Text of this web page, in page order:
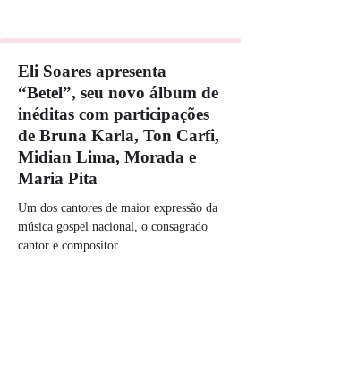
Eli Soares apresenta
“Betel”, seu novo álbum de
inéditas com participações
de Bruna Karla, Ton Carfi,
Midian Lima, Morada e
Maria Pita
Um dos cantores de maior expressão da
música gospel nacional, o consagrado
cantor e compositor…